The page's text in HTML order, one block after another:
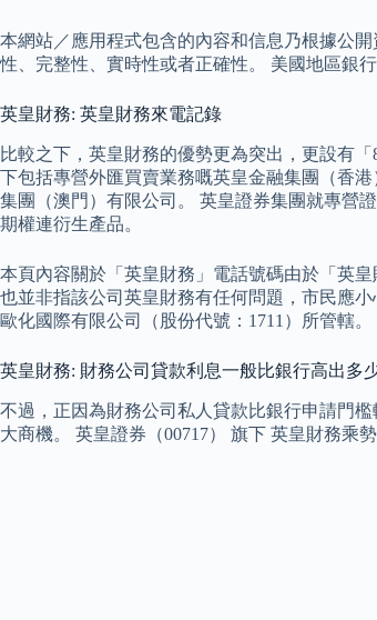
本網站／應用程式包含的內容和信息乃根據公
性、完整性、實時性或者正確性。 美國地區銀
英皇財務: 英皇財務來電記錄
比較之下，英皇財務的優勢更為突出，更設有
下包括專營外匯買賣業務嘅英皇金融集團（香
集團（澳門）有限公司。 英皇證券集團就專營
期權連衍生產品。
本頁內容關於「英皇財務」電話號碼由於「英
也並非指該公司英皇財務有任何問題，市民應
歐化國際有限公司（股份代號：1711）所管轄。
英皇財務: 財務公司貸款利息一般比銀行高出多
不過，正因為財務公司私人貸款比銀行申請門
大商機。 英皇證券（00717） 旗下 英皇財務乘